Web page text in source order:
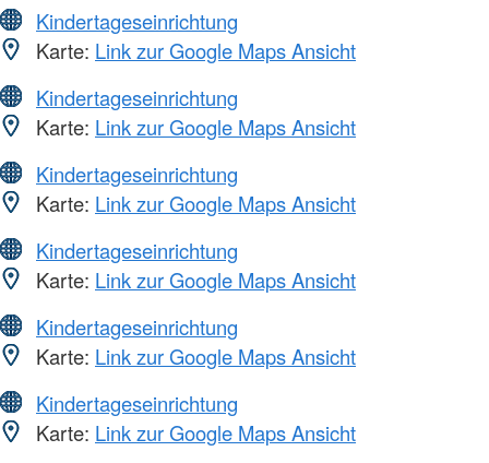
Kindertageseinrichtung
Karte: Link zur Google Maps Ansicht
Kindertageseinrichtung
Karte: Link zur Google Maps Ansicht
Kindertageseinrichtung
Karte: Link zur Google Maps Ansicht
Kindertageseinrichtung
Karte: Link zur Google Maps Ansicht
Kindertageseinrichtung
Karte: Link zur Google Maps Ansicht
Kindertageseinrichtung
Karte: Link zur Google Maps Ansicht